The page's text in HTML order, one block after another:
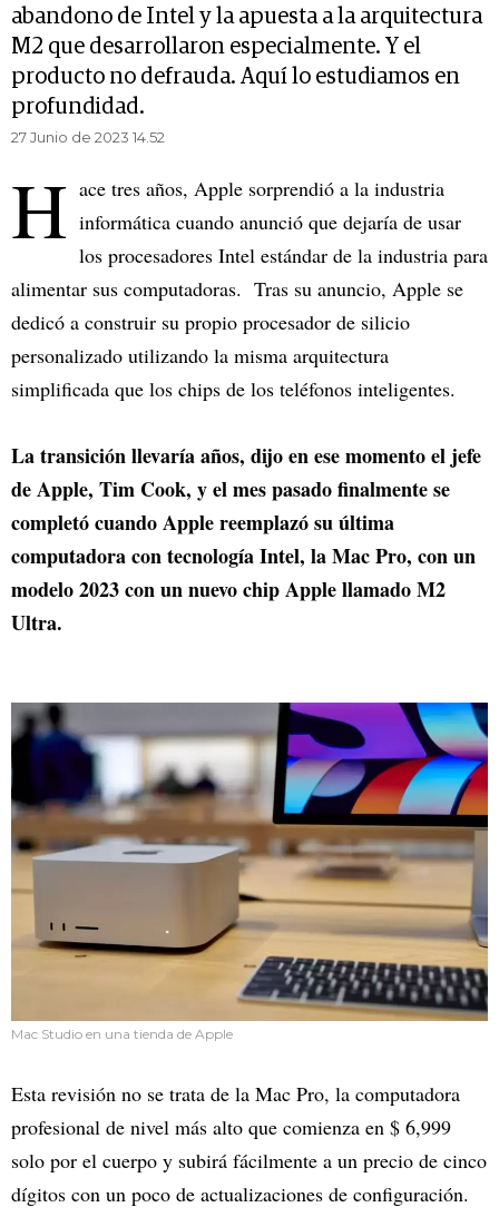
abandono de Intel y la apuesta a la arquitectura
M2 que desarrollaron especialmente. Y el
producto no defrauda. Aquí lo estudiamos en
profundidad.
27 Junio de 2023 14.52
H ace tres años, Apple sorprendió a la industria
informática cuando anunció que dejaría de usar
los procesadores Intel estándar de la industria para
alimentar sus computadoras. Tras su anuncio, Apple se
dedicó a construir su propio procesador de silicio
personalizado utilizando la misma arquitectura
simplificada que los chips de los teléfonos inteligentes.
La transición llevaría años, dijo en ese momento el jefe
de Apple, Tim Cook, y el mes pasado finalmente se
completó cuando Apple reemplazó su última
computadora con tecnología Intel, la Mac Pro, con un
modelo 2023 con un nuevo chip Apple llamado M2
Ultra.
Mac Studio en una tienda de Apple
Esta revisión no se trata de la Mac Pro, la computadora
profesional de nivel más alto que comienza en $ 6,999
solo por el cuerpo y subirá fácilmente a un precio de cinco
dígitos con un poco de actualizaciones de configuración.